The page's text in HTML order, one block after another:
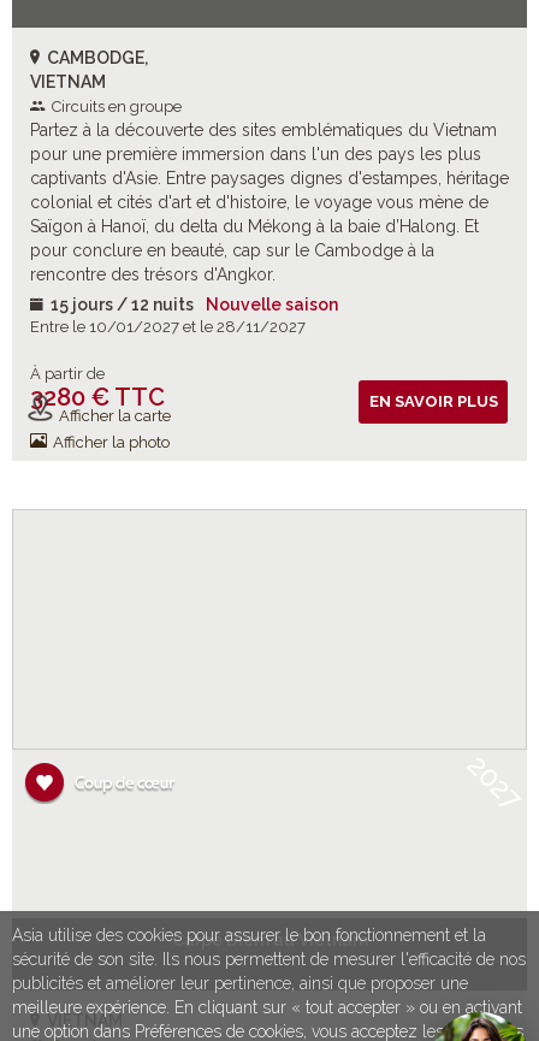
CAMBODGE,
VIETNAM
Circuits en groupe
Partez à la découverte des sites emblématiques du Vietnam
pour une première immersion dans l'un des pays les plus
captivants d'Asie. Entre paysages dignes d'estampes, héritage
colonial et cités d'art et d'histoire, le voyage vous mène de
Saïgon à Hanoï, du delta du Mékong à la baie d’Halong. Et
pour conclure en beauté, cap sur le Cambodge à la
rencontre des trésors d'Angkor.
15 jours / 12 nuits
Nouvelle saison
Entre le 10/01/2027 et le 28/11/2027
À partir de
3280 € TTC
Vols inclus
Afficher la carte
Afficher la photo
EN SAVOIR PLUS
Carpe Diem au Vietnam
VIETNAM
Asia utilise des cookies pour assurer le bon fonctionnement et la
sécurité de son site. Ils nous permettent de mesurer l'efficacité de nos
publicités et améliorer leur pertinence, ainsi que proposer une
meilleure expérience. En cliquant sur « tout accepter » ou en activant
une option dans Préférences de cookies, vous acceptez les conditions